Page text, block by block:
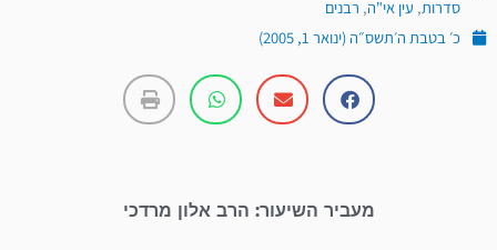
סדרות, עין אי"ה, רבנים
כ׳ בטבת ה׳תשס״ה (ינואר 1, 2005)
מעביר השיעור: הרב אלון מרדכי